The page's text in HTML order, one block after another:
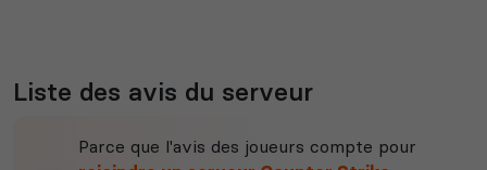
Liste des avis du serveur
Parce que l'avis des joueurs compte pour